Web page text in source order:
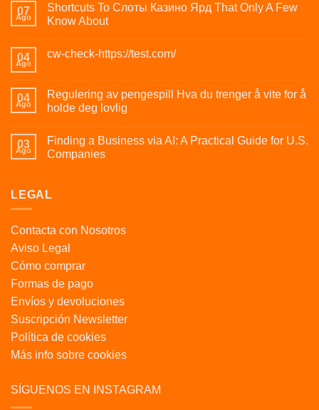
07
Ago
Shortcuts To Слоты Казино Ярд That Only A Few
Know About
04
Ago
cw-check-https://test.com/
04
Ago
Regulering av pengespill Hva du trenger å vite for å
holde deg lovlig
03
Ago
Finding a Business via AI: A Practical Guide for U.S.
Companies
LEGAL
Contacta con Nosotros
Aviso Legal
Cómo comprar
Formas de pago
Envíos y devoluciones
Suscripción Newsletter
Política de cookies
Más info sobre cookies
SÍGUENOS EN INSTAGRAM